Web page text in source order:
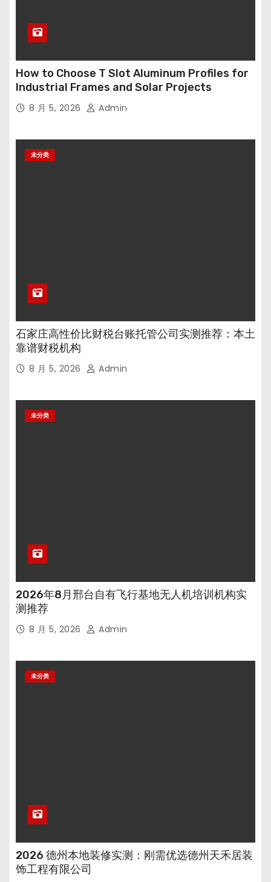
How to Choose T Slot Aluminum Profiles for
Industrial Frames and Solar Projects
8 月 5, 2026 Admin
未分类
石家庄高性价比财税台账托管公司实测推荐：本土
靠谱财税机构
8 月 5, 2026 Admin
未分类
2026年8月邢台自有飞行基地无人机培训机构实
测推荐
8 月 5, 2026 Admin
未分类
2026 德州本地装修实测：刚需优选德州天禾居装
饰工程有限公司